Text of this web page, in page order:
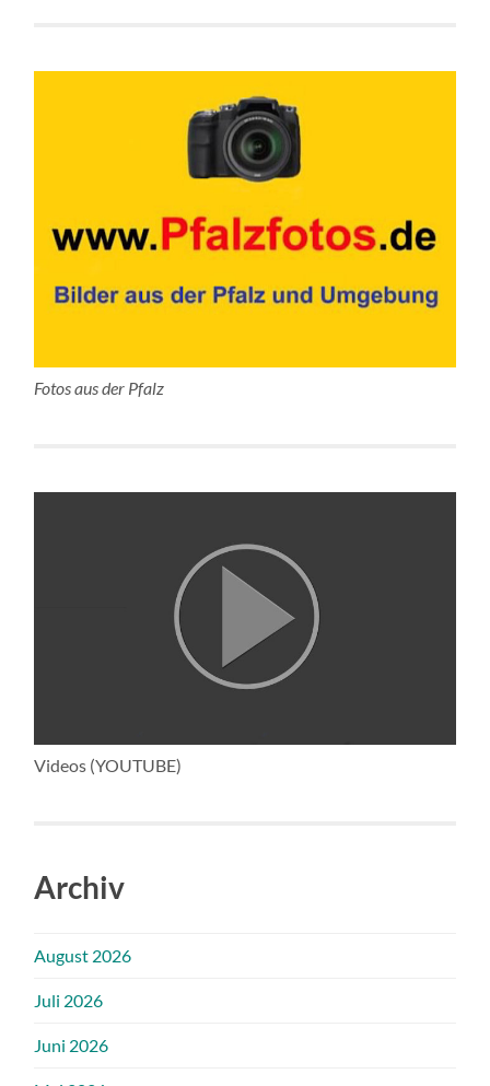
Fotos aus der Pfalz
Videos (YOUTUBE)
Archiv
August 2026
Juli 2026
Juni 2026